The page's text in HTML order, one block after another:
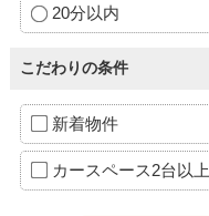
20分以内
こだわりの条件
新着物件
カースペース2台以上